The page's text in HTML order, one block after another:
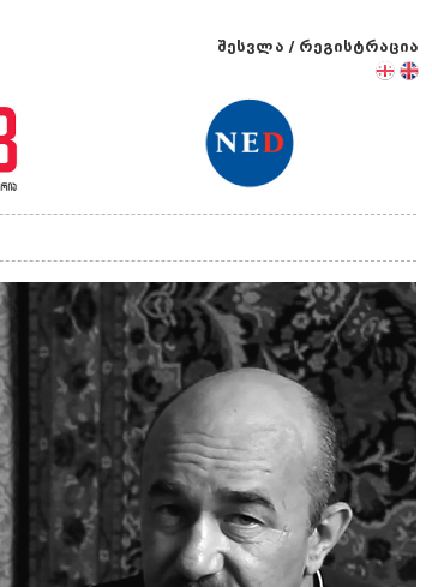
შესვლა / რეგისტრაცია